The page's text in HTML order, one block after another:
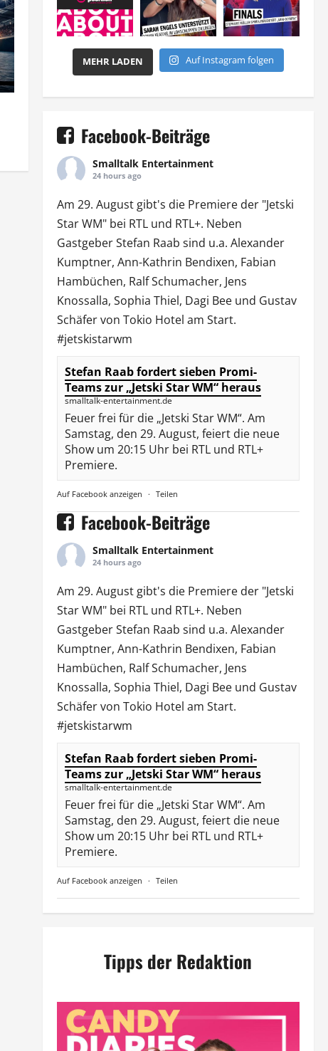
MEHR LADEN Auf Instagram folgen
Facebook-Beiträge
Smalltalk Entertainment
24 hours ago
Am 29. August gibt's die Premiere der "Jetski
Star WM" bei RTLund RTL+. Neben
Gastgeber Stefan Raab sind u.a. Alexander
Kumptner, Ann-Kathrin Bendixen, Fabian
Hambüchen, Ralf Schumacher, Jens
Knossalla, Sophia Thiel, Dagi Beeund Gustav
Schäfer von Tokio Hotel am Start.
#jetskistarwm
Stefan Raab fordert sieben Promi-
Teams zur „Jetski Star WM“ heraus
smalltalk-entertainment.de
Feuer frei für die „Jetski Star WM“. Am
Samstag, den 29. August, feiert die neue
Show um 20:15 Uhr bei RTL und RTL+
Premiere.
Auf Facebook anzeigen · Teilen
Facebook-Beiträge
Smalltalk Entertainment
24 hours ago
Am 29. August gibt's die Premiere der "Jetski
Star WM" bei RTLund RTL+. Neben
Gastgeber Stefan Raab sind u.a. Alexander
Kumptner, Ann-Kathrin Bendixen, Fabian
Hambüchen, Ralf Schumacher, Jens
Knossalla, Sophia Thiel, Dagi Beeund Gustav
Schäfer von Tokio Hotel am Start.
#jetskistarwm
Stefan Raab fordert sieben Promi-
Teams zur „Jetski Star WM“ heraus
smalltalk-entertainment.de
Feuer frei für die „Jetski Star WM“. Am
Samstag, den 29. August, feiert die neue
Show um 20:15 Uhr bei RTL und RTL+
Premiere.
Auf Facebook anzeigen · Teilen
Tipps der Redaktion